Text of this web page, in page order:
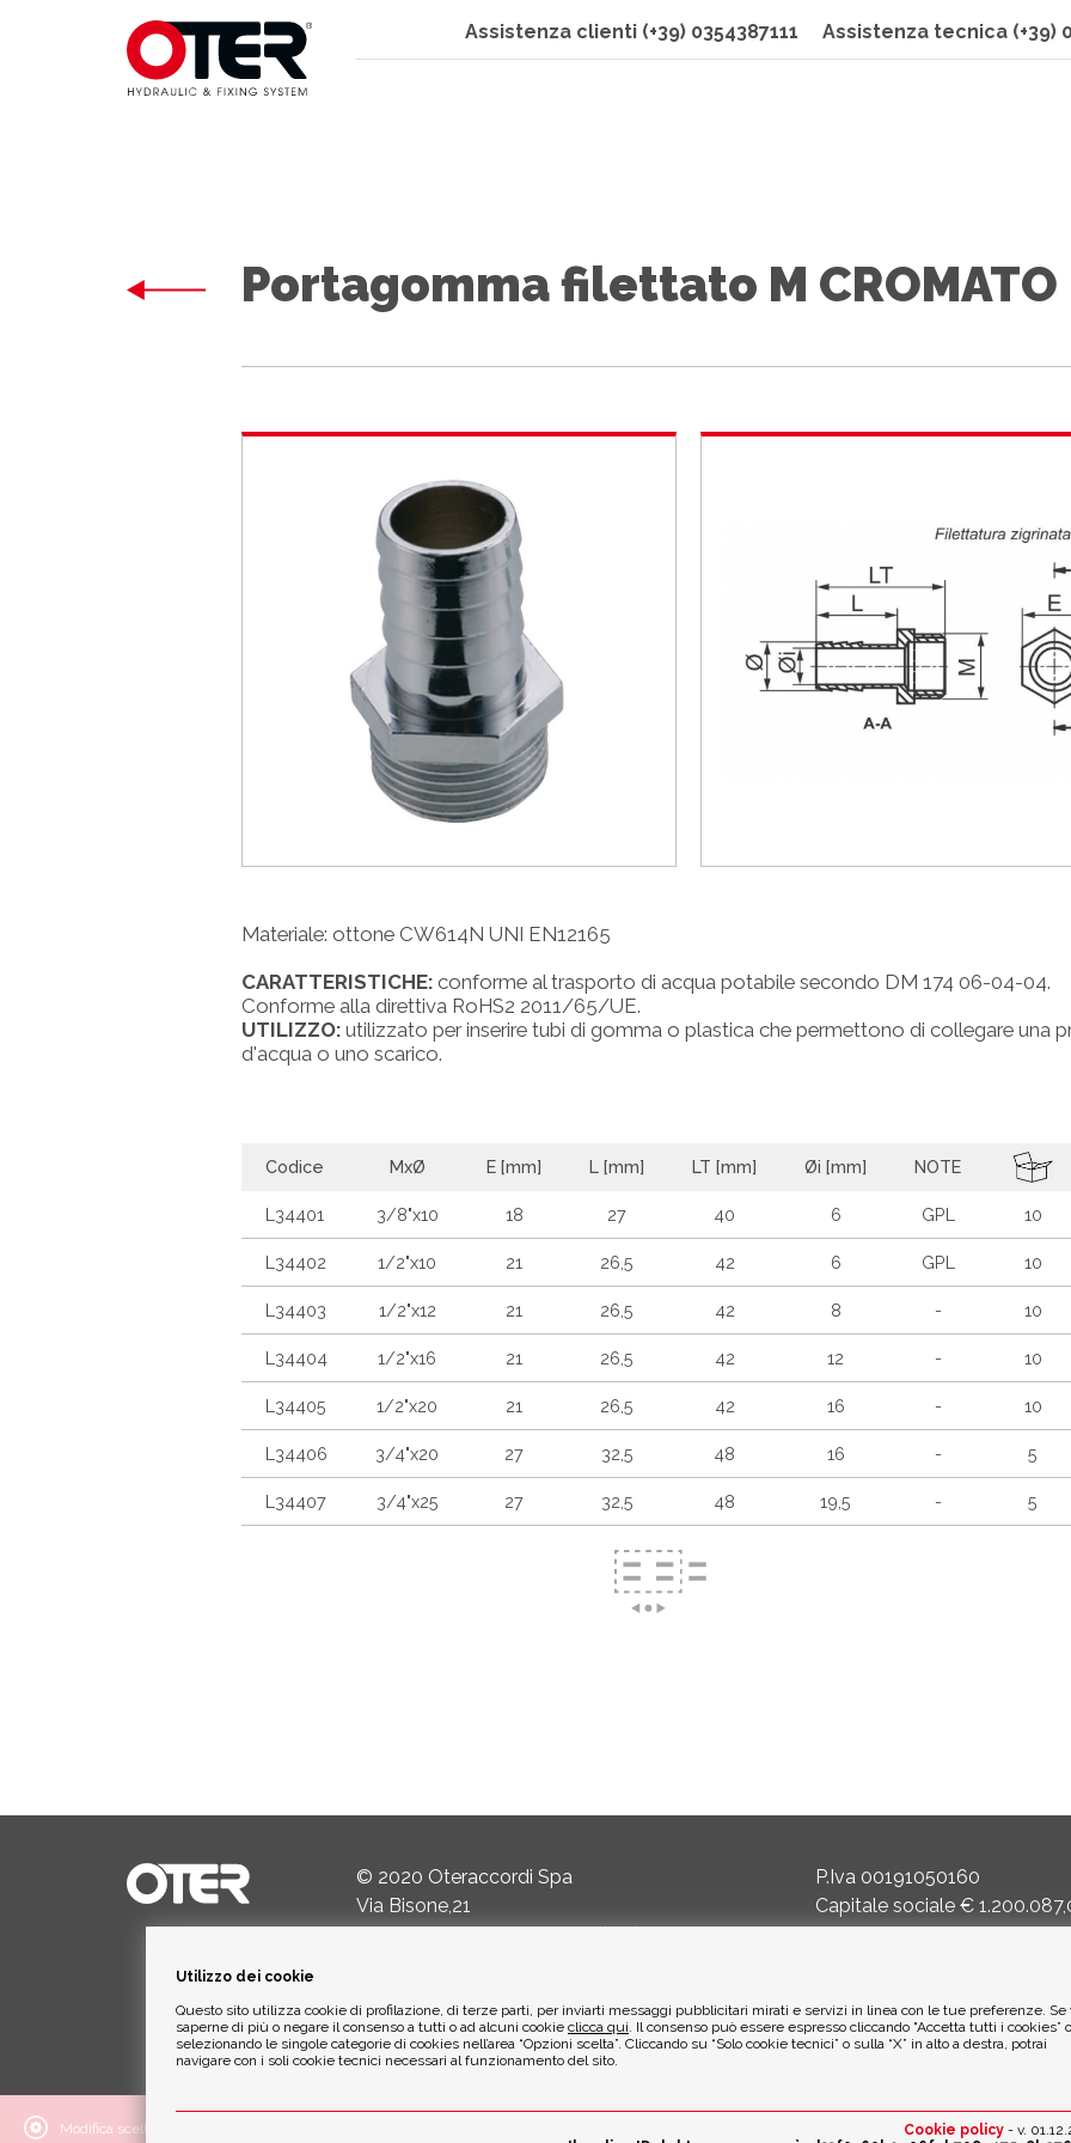
Assistenza clienti (+39) 0354387111 Assistenza tecnica (+39)
Portagomma filettato M CROMATO
Materiale: ottone CW614N UNI EN12165
CARATTERISTICHE: conforme al trasporto di acqua potabile secondo DM 174 06-04-04.
Conforme alla direttiva RoHS2 2011/65/UE.
UTILIZZO: utilizzato per inserire tubi di gomma o plastica che permettono di collegare una
d'acqua o uno scarico.
Codice MxØ E [mm] L [mm] LT [mm] Øi [mm] NOTE
L34401 3/8"x10 18 27 40 6 GPL 10
L34402 1/2"x10 21 26,5 42 6 GPL 10
L34403 1/2"x12 21 26,5 42 8 - 10
L34404 1/2"x16 21 26,5 42 12 - 10
L34405 1/2"x20 21 26,5 42 16 - 10
L34406 3/4"x20 27 32,5 48 16 - 5
L34407 3/4"x25 27 32,5 48 19,5 - 5
© 2020 Oteraccordi Spa
Via Bisone,21
Email:info@oterspa.it
P.Iva 00191050160
Capitale sociale €
ETICA AMBIENTALE
Modifica scelte cookie · Cookie Analitici di Terze Parti con IP anonimizzato:
Utilizzo dei cookie
Questo sito utilizza cookie di profilazione, di terze parti, per inviarti messaggi pubblicitari mirati e servizi in linea con le tue preferenze. Se
saperne di più o negare il consenso a tutti o ad alcuni cookie clicca qui. Il consenso può essere espresso cliccando "Accetta tutti i cookies” o
selezionando le singole categorie di cookies nell’area “Opzioni scelta”. Cliccando su “Solo cookie tecnici” o sulla “X” in alto a destra, potrai
navigare con i soli cookie tecnici necessari al funzionamento del sito.
Cookie policy - v.